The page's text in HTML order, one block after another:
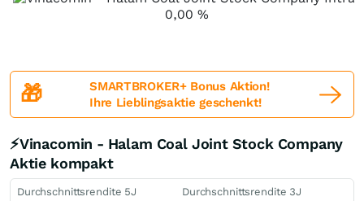
0,00 %
🎁
SMARTBROKER+ Bonus Aktion!
Ihre Lieblingsaktie geschenkt!
⚡Vinacomin - Halam Coal Joint Stock Company
Aktie kompakt
Durchschnittsrendite 5J Durchschnittsrendite 3J